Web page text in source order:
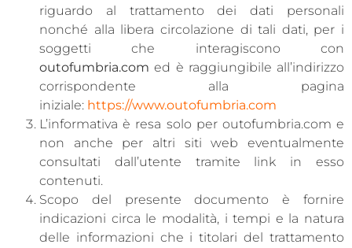
riguardo al trattamento dei dati personali
nonché alla libera circolazione di tali dati, per i
soggetti che interagiscono con
outofumbria.com ed è raggiungibile all’indirizzo
corrispondente alla pagina
iniziale: https://www.outofumbria.com
L’informativa è resa solo per outofumbria.com e
non anche per altri siti web eventualmente
consultati dall’utente tramite link in esso
contenuti.
Scopo del presente documento è fornire
indicazioni circa le modalità, i tempi e la natura
delle informazioni che i titolari del trattamento